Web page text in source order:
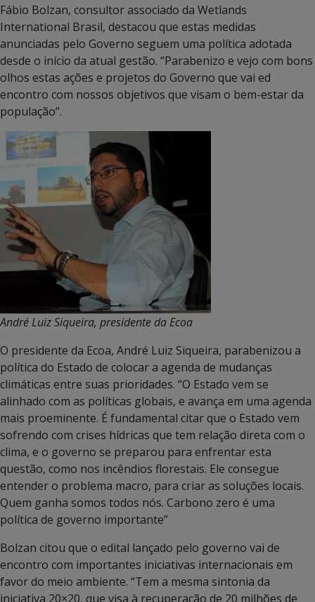
Fábio Bolzan, consultor associado da Wetlands
International Brasil, destacou que estas medidas
anunciadas pelo Governo seguem uma política adotada
desde o início da atual gestão. “Parabenizo e vejo com bons
olhos estas ações e projetos do Governo que vai ed
encontro com nossos objetivos que visam o bem-estar da
população”.
André Luiz Siqueira, presidente da Ecoa
O presidente da Ecoa, André Luiz Siqueira, parabenizou a
política do Estado de colocar a agenda de mudanças
climáticas entre suas prioridades. “O Estado vem se
alinhado com as políticas globais, e avança em uma agenda
mais proeminente. É fundamental citar que o Estado vem
sofrendo com crises hídricas que tem relação direta com o
clima, e o governo se preparou para enfrentar esta
questão, como nos incêndios florestais. Ele consegue
entender o problema macro, para criar as soluções locais.
Quem ganha somos todos nós. Carbono zero é uma
política de governo importante”
Bolzan citou que o edital lançado pelo governo vai de
encontro com importantes iniciativas internacionais em
favor do meio ambiente. “Tem a mesma sintonia da
iniciativa 20×20, que visa à recuperação de 20 milhões de